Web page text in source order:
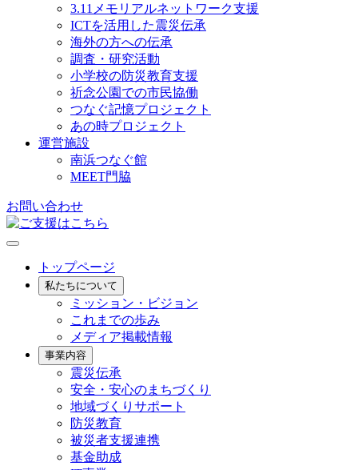
3.11メモリアルネットワーク支援
ICTを活用した震災伝承
海外の方への伝承
調査・研究活動
小学校の防災教育支援
祈念公園での市民協働
つなぐ記憶プロジェクト
あの時プロジェクト
運営施設
南浜つなぐ館
MEET門脇
お問い合わせ
トップページ
私たちについて
ミッション・ビジョン
これまでの歩み
メディア掲載情報
事業内容
震災伝承
安全・安心のまちづくり
地域づくりサポート
防災教育
被災者支援連携
基金助成